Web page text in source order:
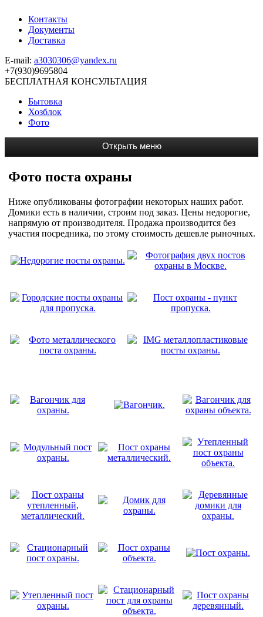
Контакты
Документы
Доставка
E-mail: a3030306@yandex.ru
+7(930)9695804
БЕСПЛАТНАЯ КОНСУЛЬТАЦИЯ
Бытовка
Хозблок
Фото
Фото поста охраны
Ниже опубликованы фотографии некоторых наших работ.
Домики есть в наличии, строим под заказ. Цены недорогие,
напрямую от производителя. Продажа производится без
участия посредника, по этому стоимость дешевле рыночных.